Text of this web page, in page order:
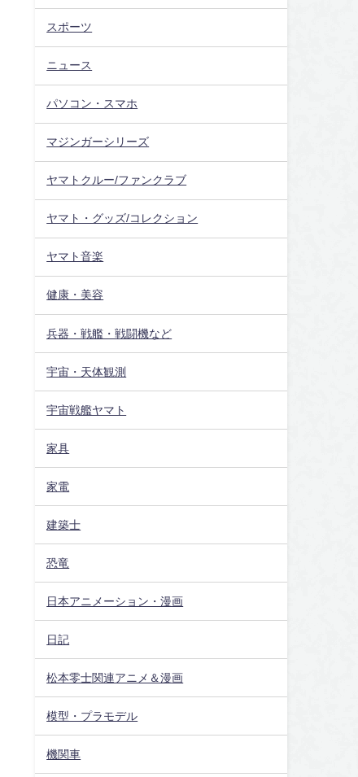
スポーツ
ニュース
パソコン・スマホ
マジンガーシリーズ
ヤマトクルー/ファンクラブ
ヤマト・グッズ/コレクション
ヤマト音楽
健康・美容
兵器・戦艦・戦闘機など
宇宙・天体観測
宇宙戦艦ヤマト
家具
家電
建築士
恐竜
日本アニメーション・漫画
日記
松本零士関連アニメ＆漫画
模型・プラモデル
機関車